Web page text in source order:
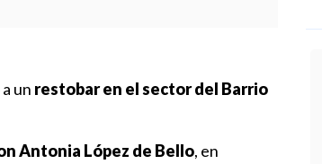
un restobar en el sector del Barrio
Antonia López de Bello, en